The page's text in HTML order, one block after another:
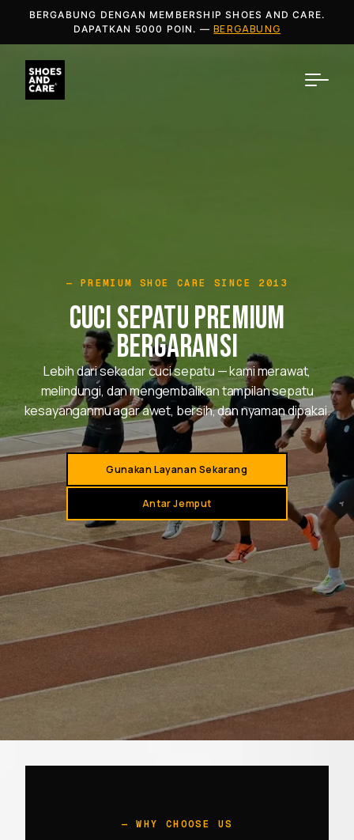
BERGABUNG DENGAN MEMBERSHIP SHOES AND CARE.
DAPATKAN 5000 POIN. —BERGABUNG
PREMIUM SHOE CARE SINCE 2013
CUCI SEPATU PREMIUM
BERGARANSI
Lebih dari sekadar cuci sepatu — kami merawat,
melindungi, dan mengembalikan tampilan sepatu
kesayanganmu agar awet, bersih, dan nyaman dipakai.
Gunakan Layanan Sekarang
Antar Jemput
WHY CHOOSE US